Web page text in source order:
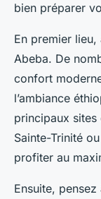
bien préparer
En premier
Abeba. De
confort
l’ambiance
principaux sites
Sainte-Trinité
profiter au
Ensuite,